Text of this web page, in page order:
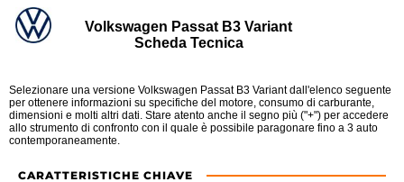
Volkswagen Passat B3 Variant
Scheda Tecnica
Selezionare una versione Volkswagen Passat B3 Variant dall'elenco seguente
per ottenere informazioni su specifiche del motore, consumo di carburante,
dimensioni e molti altri dati. Stare atento anche il segno più ("+") per accedere
allo strumento di confronto con il quale è possibile paragonare fino a 3 auto
contemporaneamente.
CARATTERISTICHE CHIAVE